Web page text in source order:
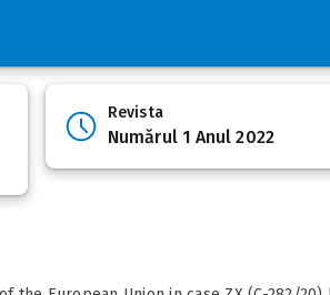
Revista
Numărul 1 Anul 2022